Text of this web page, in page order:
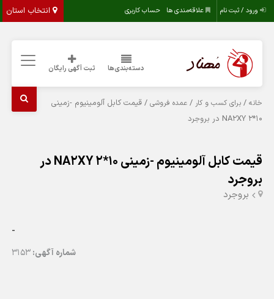
انتخاب استان ورود / ثبت نام علاقه‌مندی ها حساب کاربری
دسته‌بندی‌ها ثبت آگهی رایگان
خانه /برای کسب و کار /عمده فروشی / قیمت کابل آلومینیوم -زمینی
10*2 NA2XY در بروجرد
قیمت کابل آلومینیوم -زمینی 10*2 NA2XY در
بروجرد
بروجرد
-
شماره آگهی:3153